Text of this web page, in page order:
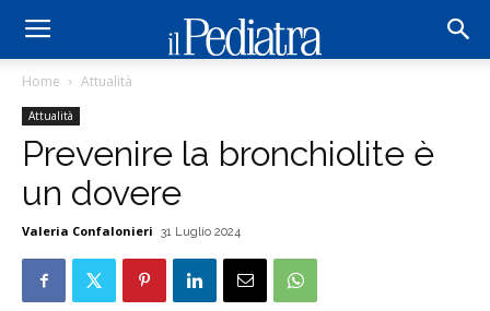
Home Attualità
Attualità
Prevenire la bronchiolite è
un dovere
Valeria Confalonieri 31 Luglio 2024